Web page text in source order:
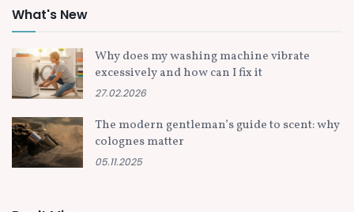
What's New
Why does my washing machine vibrate
excessively and how can I fix it
27.02.2026
The modern gentleman’s guide to scent: why
colognes matter
05.11.2025